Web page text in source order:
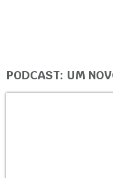
PODCAST: UM